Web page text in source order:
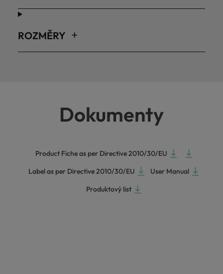
ROZMĚRY
Dokumenty
Product Fiche as per Directive 2010/30/EU
Label as per Directive 2010/30/EU
User Manual
Produktový list